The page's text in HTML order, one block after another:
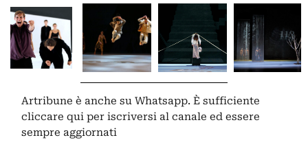
Artribune è anche su Whatsapp. È sufficiente
cliccare qui per iscriversi al canale ed essere
sempre aggiornati